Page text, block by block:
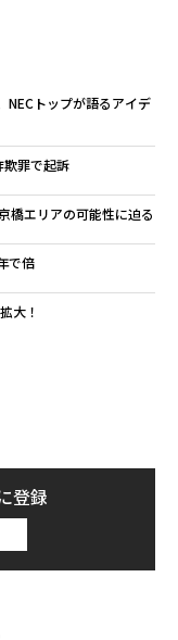
NECトップが語るアイデ
罪で起訴
エリアの可能性に迫る
で倍
大！
登録